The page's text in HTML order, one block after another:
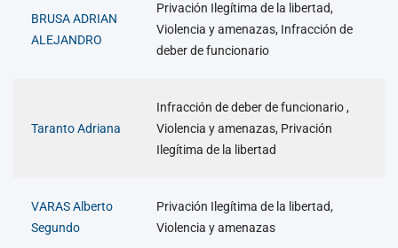
BRUSA ADRIAN
ALEJANDRO
Privación Ilegítima de la libertad,
Violencia y amenazas, Infracción de
deber de funcionario
Taranto Adriana
Infracción de deber de funcionario ,
Violencia y amenazas, Privación
Ilegítima de la libertad
VARAS Alberto
Segundo
Privación Ilegítima de la libertad,
Violencia y amenazas